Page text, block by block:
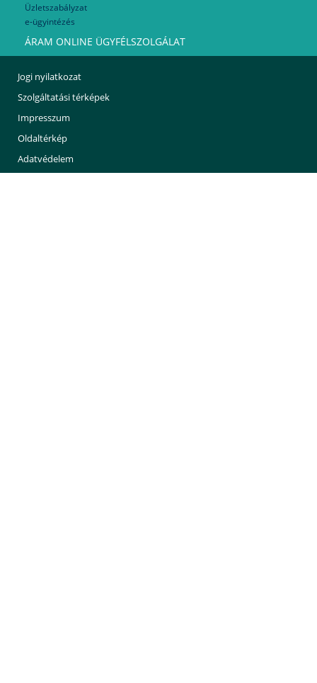
Üzletszabályzat
e-ügyintézés
ÁRAM ONLINE ÜGYFÉLSZOLGÁLAT
Jogi nyilatkozat
Szolgáltatási térképek
Impresszum
Oldaltérkép
Adatvédelem